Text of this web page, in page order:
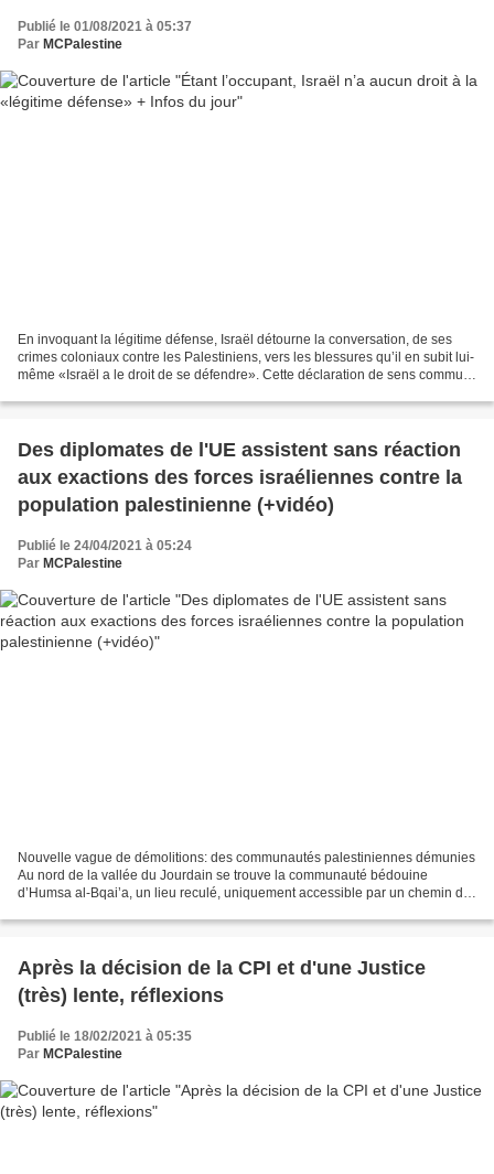
Publié le 01/08/2021 à 05:37
Par MCPalestine
En invoquant la légitime défense, Israël détourne la conversation, de ses
crimes coloniaux contre les Palestiniens, vers les blessures qu’il en subit lui-
même «Israël a le droit de se défendre». Cette déclaration de sens commun
Des diplomates de l'UE assistent sans réaction
aux exactions des forces israéliennes contre la
population palestinienne (+vidéo)
Publié le 24/04/2021 à 05:24
Par MCPalestine
Nouvelle vague de démolitions: des communautés palestiniennes démunies
Au nord de la vallée du Jourdain se trouve la communauté bédouine
d’Humsa al-Bqai’a, un lieu reculé, uniquement accessible par un chemin de
Après la décision de la CPI et d'une Justice
(très) lente, réflexions
Publié le 18/02/2021 à 05:35
Par MCPalestine